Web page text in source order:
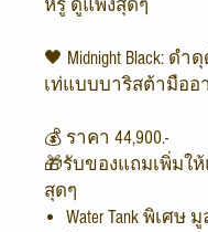
หรู ดูแพงสุดๆ
🖤 Midnight Black: ด
เท่แบบบาริสต้ามืออ
💰 ราคา 44,900.-
🎁รับของแถมเพิ่มใ
สุดๆ
Water Tank พิเศษ